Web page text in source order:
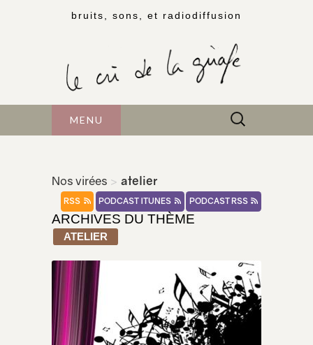
bruits, sons, et radiodiffusion
MENU Rechercher :
Nos virées > atelier
PODCAST RSS
PODCAST ITUNES
RSS
ARCHIVES DU THÈME
ATELIER